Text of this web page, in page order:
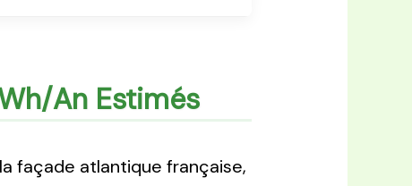
an Estimés
façade atlantique française,